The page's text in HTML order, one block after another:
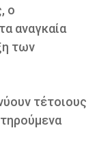
ο
αναγκαία
των
τέτοιους